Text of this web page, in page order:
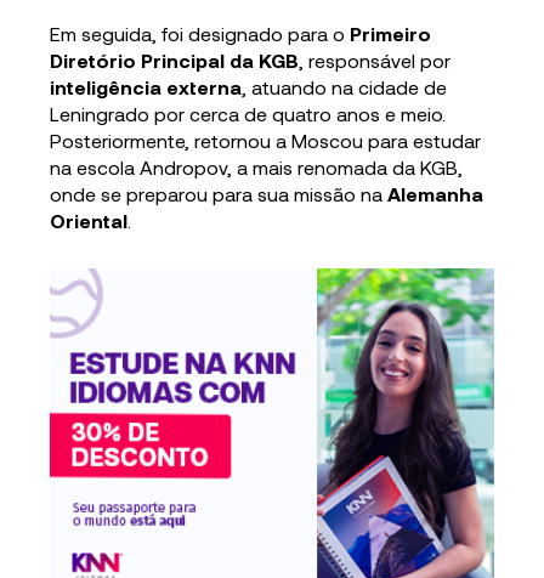
Em seguida, foi designado para o Primeiro
Diretório Principal da KGB , responsável por
inteligência externa , atuando na cidade de
Leningrado por cerca de quatro anos e meio.
Posteriormente, retornou a Moscou para estudar
na escola Andropov, a mais renomada da KGB,
onde se preparou para sua missão naAlemanha
Oriental